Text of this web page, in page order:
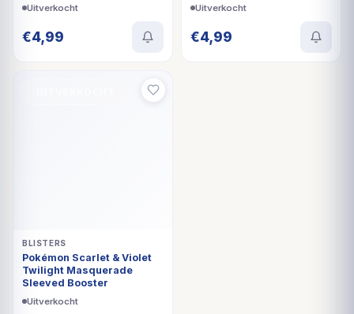
Uitverkocht
€4,99
Uitverkocht
€4,99
BLISTERS
Pokémon Scarlet & Violet
Twilight Masquerade
Sleeved Booster
Uitverkocht